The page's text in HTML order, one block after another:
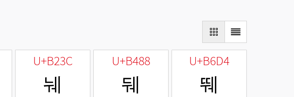
U+B23C
눼
U+B488
뒈
U+B6D4
뛔